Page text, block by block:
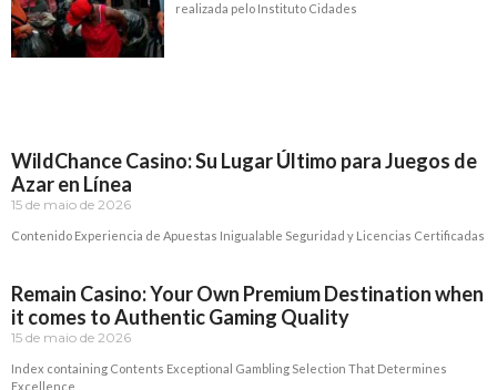
realizada pelo Instituto Cidades
WildChance Casino: Su Lugar Último para Juegos de
Azar en Línea
15 de maio de 2026
Contenido Experiencia de Apuestas Inigualable Seguridad y Licencias Certificadas
Remain Casino: Your Own Premium Destination when
it comes to Authentic Gaming Quality
15 de maio de 2026
Index containing Contents Exceptional Gambling Selection That Determines
Excellence